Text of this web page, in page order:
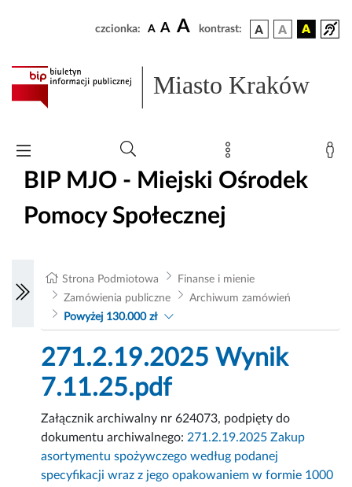
czcionka: A A A kontrast:
Miasto Kraków
BIP MJO - Miejski Ośrodek
Pomocy Społecznej
Strona Podmiotowa
Finanse i mienie
Zamówienia publiczne
Archiwum zamówień
Powyżej 130.000 zł
271.2.19.2025 Wynik
7.11.25.pdf
Załącznik archiwalny nr 624073, podpięty do
dokumentu archiwalnego: 271.2.19.2025 Zakup
asortymentu spożywczego według podanej
specyfikacji wraz z jego opakowaniem w formie 1000